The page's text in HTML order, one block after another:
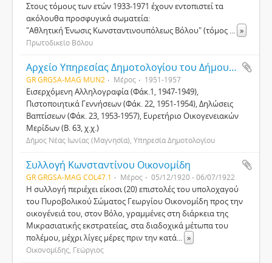
Στους τόμους των ετών 1933-1971 έχουν εντοπιστεί τα
ακόλουθα προσφυγικά σωματεία:
"Αθλητική Ένωσις Κωνσταντινουπόλεως Βόλου" (τόμος ... »
Πρωτοδικείο Βόλου
Αρχείο Υπηρεσίας Δημοτολογίου του Δήμου Νέας Ιωνίας (Μαγνησίας)
GR GRGSA-MAG MUN2 Μέρος 1951-1957
Εισερχόμενη Αλληλογραφία (Φάκ.1, 1947-1949),
Πιστοποιητικά Γεννήσεων (Φάκ. 22, 1951-1954), Δηλώσεις
Βαπτίσεων (Φάκ. 23, 1953-1957), Ευρετήριο Οικογενειακών
Μερίδων (Β. 63, χ.χ.)
Δήμος Νέας Ιωνίας (Μαγνησία), Υπηρεσία Δημοτολογίου
Συλλογή Κωνσταντίνου Οικονομίδη
GR GRGSA-MAG COL47.1 Μέρος 05/12/1920 - 06/07/1922
Η συλλογή περιέχει είκοσι (20) επιστολές του υπολοχαγού
του Πυροβολικού Σώματος Γεωργίου Οικονομίδη προς την
οικογένειά του, στον Βόλο, γραμμένες στη διάρκεια της
Μικρασιατικής εκστρατείας, στα διαδοχικά μέτωπα του
πολέμου, μέχρι λίγες μέρες πριν την κατά... »
Οικονομίδης, Γεώργιος